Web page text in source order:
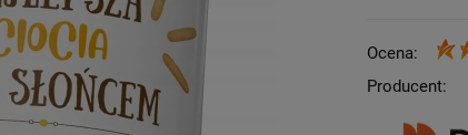
Ocena:
Producent: